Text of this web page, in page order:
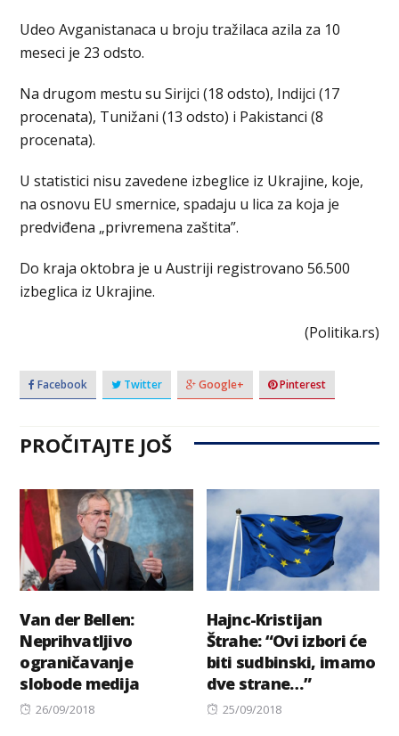
Udeo Avganistanaca u broju tražilaca azila za 10
meseci je 23 odsto.
Na drugom mestu su Sirijci (18 odsto), Indijci (17
procenata), Tunižani (13 odsto) i Pakistanci (8
procenata).
U statistici nisu zavedene izbeglice iz Ukrajine, koje,
na osnovu EU smernice, spadaju u lica za koja je
predviđena „privremena zaštita”.
Do kraja oktobra je u Austriji registrovano 56.500
izbeglica iz Ukrajine.
(Politika.rs)
Facebook Twitter Google+ Pinterest
PROČITAJTE JOŠ
Van der Bellen:
Neprihvatljivo
ograničavanje
slobode medija
Posted
26/09/2018
Hajnc-Kristijan
Štrahe: “Ovi izbori će
biti sudbinski, imamo
dve strane…”
Posted
25/09/2018